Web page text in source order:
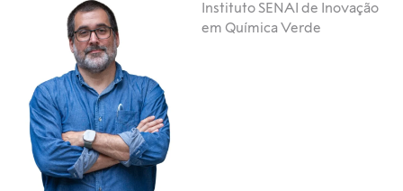
Instituto SENAI de Inovação
em Química Verde